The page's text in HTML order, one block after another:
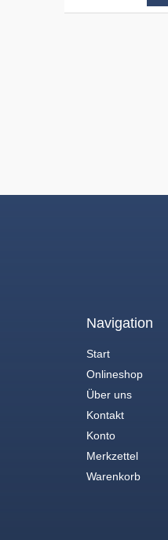
Navigation
Start
Onlineshop
Über uns
Kontakt
Konto
Merkzettel
Warenkorb